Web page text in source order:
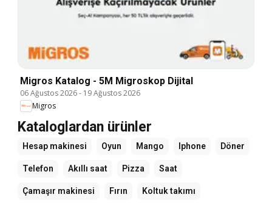
Migros Katalog - 5M Migroskop Dijital
06 Ağustos 2026- 19 Ağustos 2026
Migros
Kataloglardan ürünler
Hesap makinesi Oyun Mango Iphone Döner
Telefon Akıllı saat Pizza Saat
Çamaşır makinesi Fırın Koltuk takımı